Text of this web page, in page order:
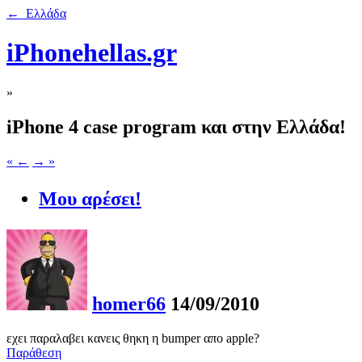
← Ελλάδα
iPhonehellas.gr
»
iPhone 4 case program και στην Ελλάδα!
« ← → »
Μου αρέσει!
homer66 14/09/2010
εχει παραλαβει κανεις θηκη η bumper απο apple?
Παράθεση